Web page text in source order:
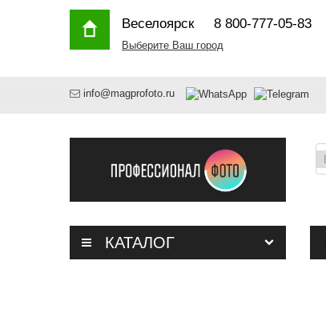
Веселоярск8 800-777-05-83
Выберите Ваш город
info@magprofoto.ru
КАТАЛОГ